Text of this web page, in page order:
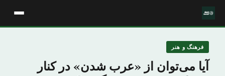
فرهنگ و هنر
آیا می‌توان از «عرب شدن» در کنار